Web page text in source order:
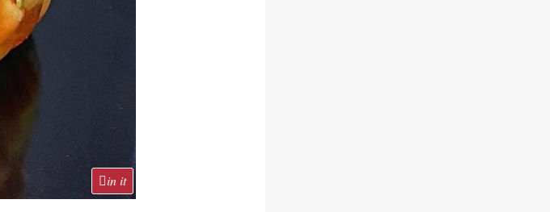
in it